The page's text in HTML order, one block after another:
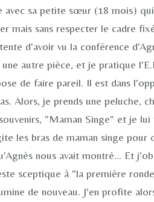
avec sa petite sœur (18 mois)
mais sans respecter le cadre
d'avoir vu la conférence
autre pièce, et je pratique
de faire pareil. Il est dans
Alors, je prends une peluche,
"Maman Singe" et je lui
les bras de maman singe pour
nous avait montré... Et
sceptique à "la première
de nouveau. J'en profite